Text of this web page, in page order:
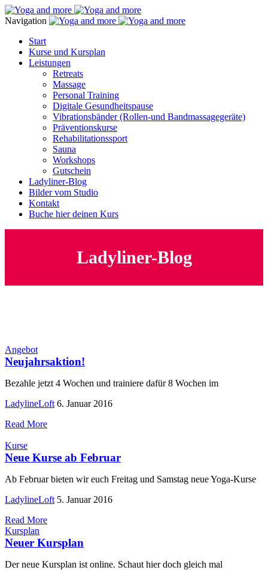
Navigation
Start
Kurse und Kursplan
Leistungen
Retreats
Massage
Personal Training
Digitale Gesundheitspause
Vibrationsbänder (Rollen-und Bandmassagegeräte)
Präventionskurse
Rehabilitationssport
Sauna
Workshops
Gutschein
Ladyliner-Blog
Bilder vom Studio
Kontakt
Buche hier deinen Kurs
Ladyliner-Blog
Angebot
Neujahrsaktion!
Bezahle jetzt 4 Wochen und trainiere dafür 8 Wochen im
LadylineLoft 6. Januar 2016
Read More
Kurse
Neue Kurse ab Februar
Ab Februar bieten wir euch Freitag und Samstag neue Yoga-Kurse
LadylineLoft 5. Januar 2016
Read More
Kursplan
Neuer Kursplan
Der neue Kursplan ist online. Schaut hier doch gleich mal